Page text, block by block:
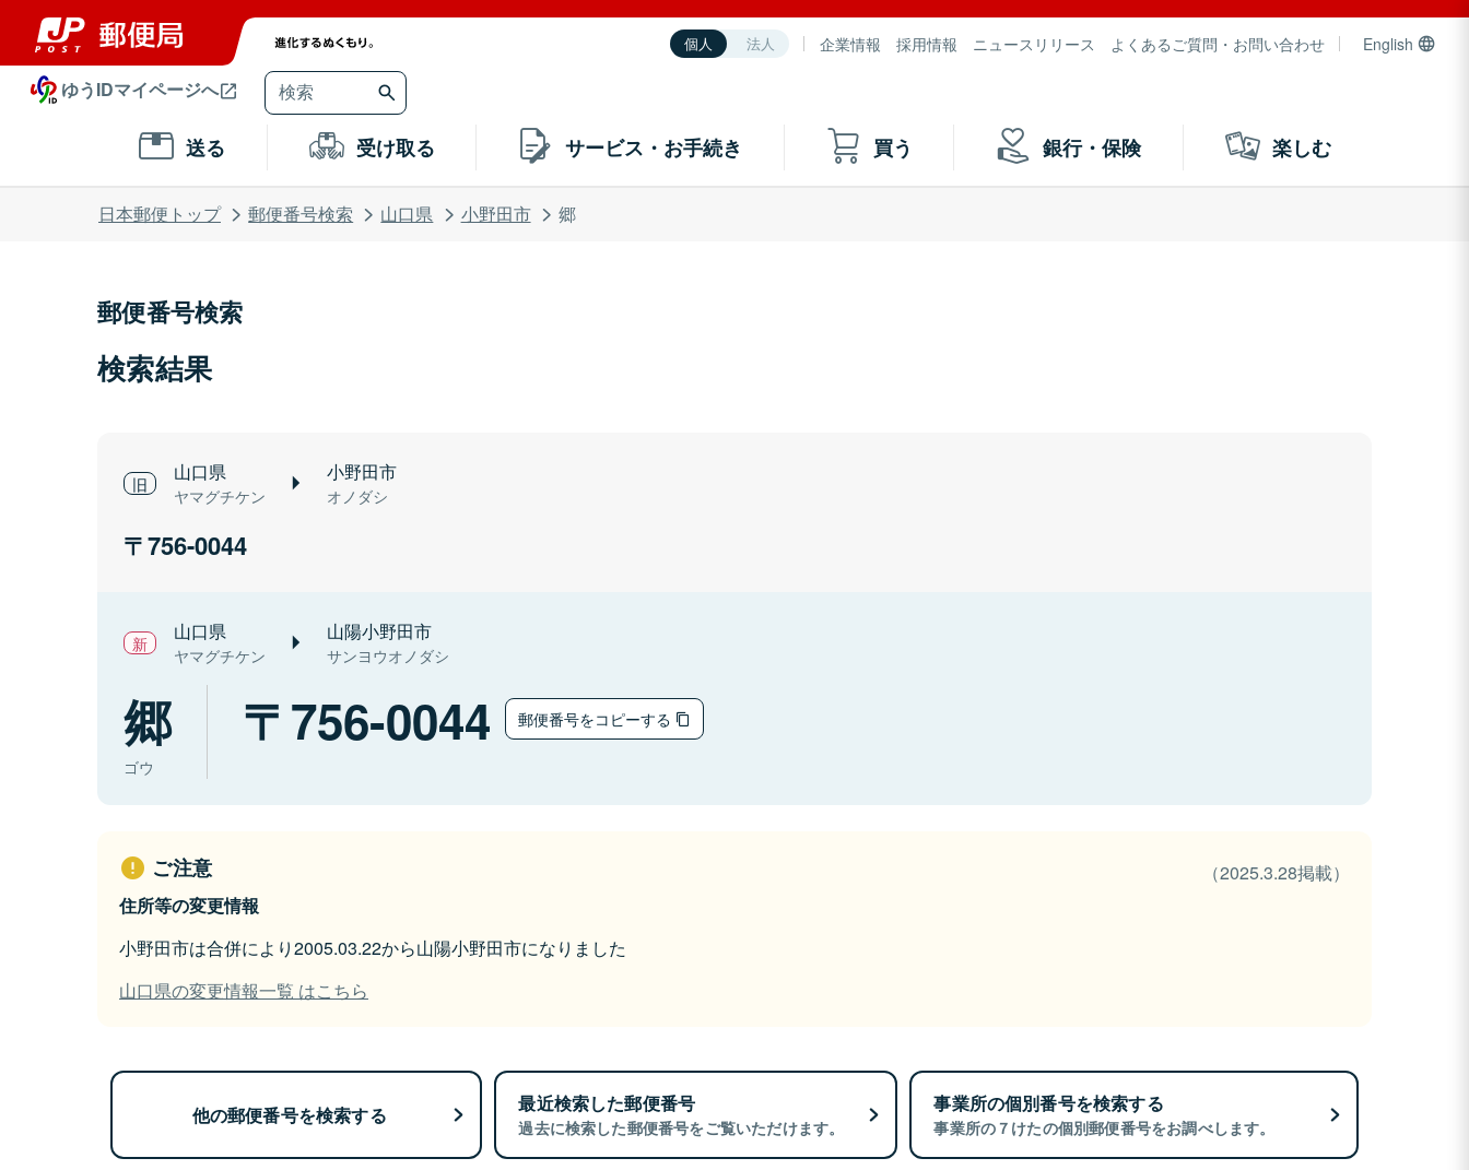
個人 法人 企業情報 採用情報 ニュースリリース よくあるご質問・お問い合わせ English
ゆうIDマイページへ
送る 受け取る サービス・お手続き 買う 銀行・保険 楽しむ
日本郵便トップ 郵便番号検索 山口県 小野田市 郷
郵便番号検索
検索結果
山口県
ヤマグチケン
小野田市
オノダシ
756-0044
山口県
ヤマグチケン
山陽小野田市
サンヨウオノダシ
郷
ゴウ
756-0044 郵便番号をコピーする
ご注意
（2025.3.28掲載）
住所等の変更情報
小野田市は合併により2005.03.22から山陽小野田市になりました
山口県の変更情報一覧 はこちら
他の郵便番号を検索する 最近検索した郵便番号
過去に検索した郵便番号をご覧いただけます。
事業所の個別番号を検索する
事業所の７けたの個別郵便番号をお調べします。